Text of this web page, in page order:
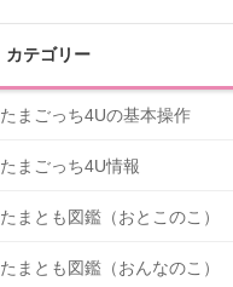
カテゴリー
たまごっち4Uの基本操作
たまごっち4U情報
たまとも図鑑（おとこのこ）
たまとも図鑑（おんなのこ）